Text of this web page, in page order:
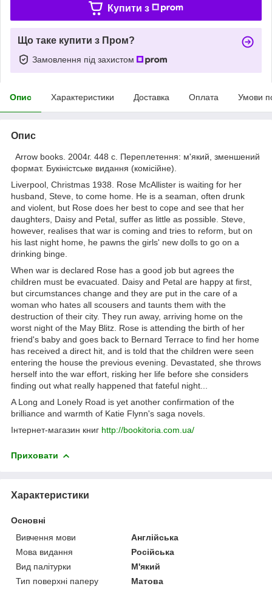
Купити з
Що таке купити з Пром?
Замовлення під захистом
Опис Характеристики Доставка Оплата Умови
Опис
Arrow books . 2004г. 448 с. Переплетення: м'який, зменшений
формат. Букіністське видання (комісійне).
Liverpool, Christmas 1938. Rose McAllister is waiting for her
husband, Steve, to come home. He is a seaman, often drunk
and violent, but Rose does her best to cope and see that her
daughters, Daisy and Petal, suffer as little as possible. Steve,
however, realises that war is coming and tries to reform, but on
his last night home, he pawns the girls' new dolls to go on a
drinking binge.
When war is declared Rose has a good job but agrees the
children must be evacuated. Daisy and Petal are happy at first,
but circumstances change and they are put in the care of a
woman who hates all scousers and taunts them with the
destruction of their city. They run away, arriving home on the
worst night of the May Blitz. Rose is attending the birth of her
friend's baby and goes back to Bernard Terrace to find her home
has received a direct hit, and is told that the children were seen
entering the house the previous evening. Devastated, she throws
herself into the war effort, risking her life before she considers
finding out what really happened that fateful night...
A Long and Lonely Road is yet another confirmation of the
brilliance and warmth of Katie Flynn's saga novels.
Інтернет-магазин книг http://bookitoria.com.ua/
Приховати
Характеристики
Основні
Вивчення мови
Англійська
Мова видання
Російська
Вид палітурки
М'який
Тип поверхні паперу
Матова